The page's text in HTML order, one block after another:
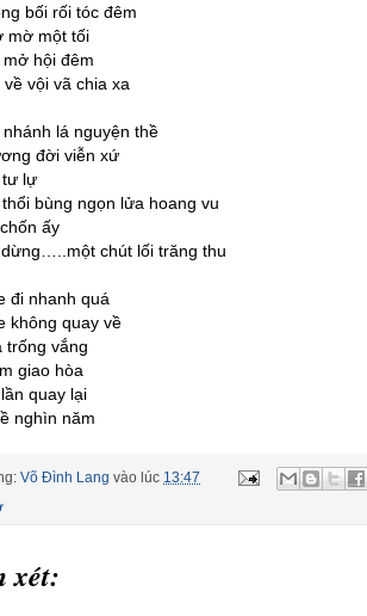
bối rối tóc đêm
mờ một tối
hội đêm
vội vã chia xa
lá nguyện thề
đời viễn xứ
tư lự
bùng ngọn lửa hoang vu
ấy
chút lối trăng thu
đi nhanh quá
không quay về
trống vắng
giao hòa
quay lại
nghìn năm
Võ Đình Lang vào lúc 13:47
xét: